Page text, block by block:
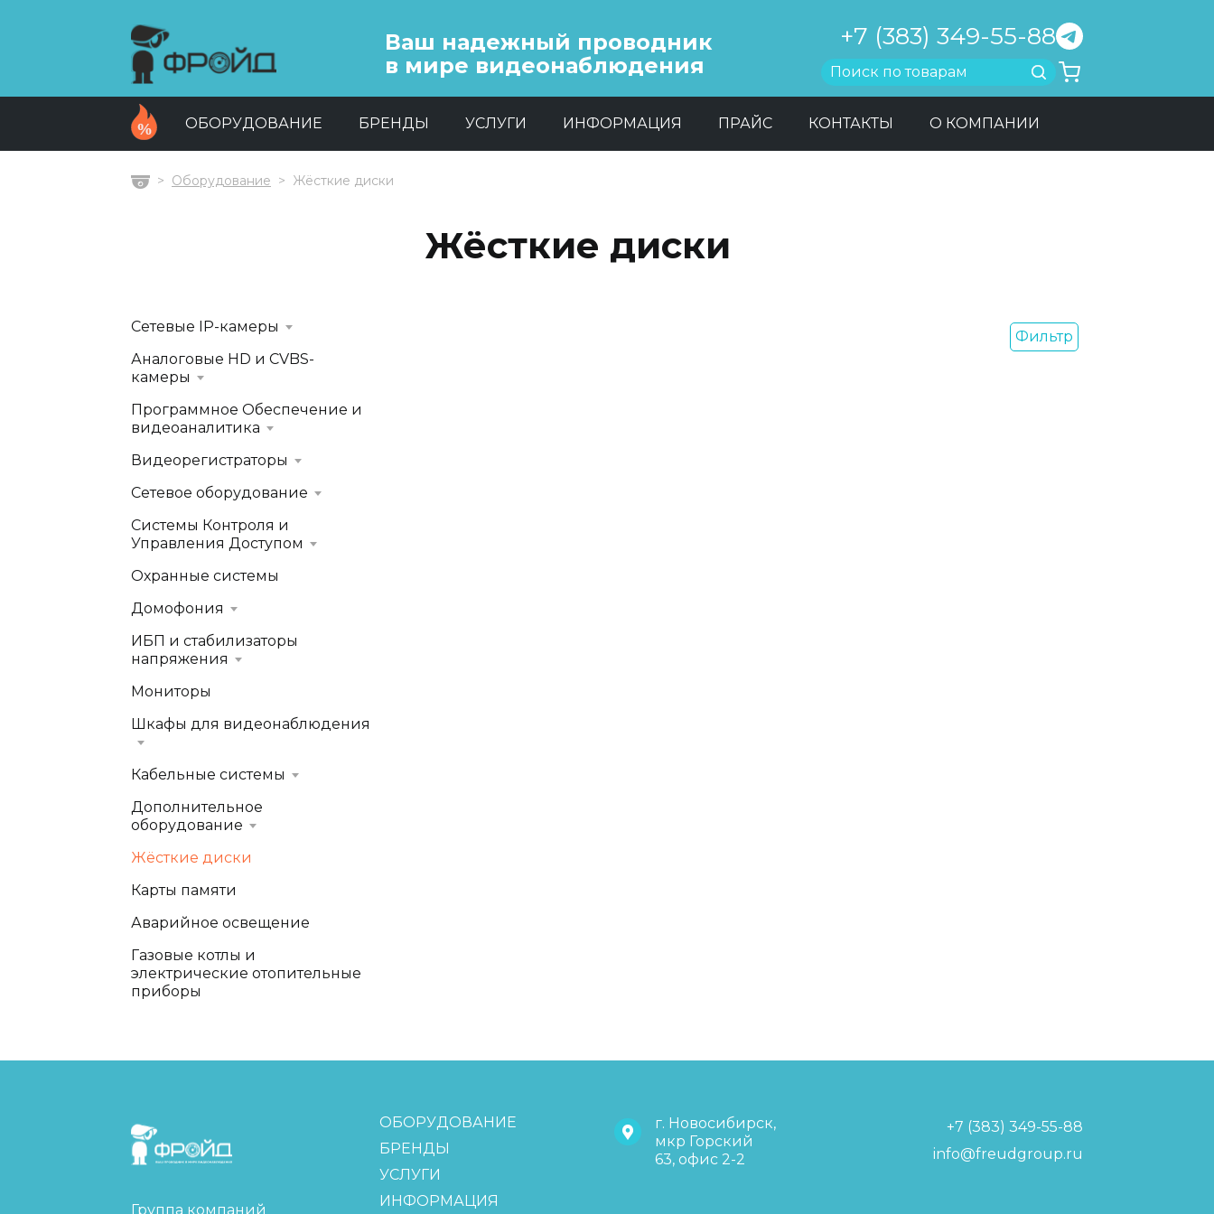
Ваш надежный проводник
в мире видеонаблюдения
+7 (383) 349-55-88
Найти
ОБОРУДОВАНИЕ БРЕНДЫ УСЛУГИ ИНФОРМАЦИЯ ПРАЙС КОНТАКТЫ О КОМПАНИИ
ГлавнаяОборудование Жёсткие диски
Жёсткие диски
Фильтр
Сетевые IP-камеры
Аналоговые HD и CVBS-
камеры
Программное Обеспечение и
видеоаналитика
Видеорегистраторы
Сетевое оборудование
Системы Контроля и
Управления Доступом
Охранные системы
Домофония
ИБП и стабилизаторы
напряжения
Мониторы
Шкафы для видеонаблюдения
Кабельные системы
Дополнительное
оборудование
Жёсткие диски
Карты памяти
Аварийное освещение
Газовые котлы и
электрические отопительные
приборы
FreudGroup
Группа компаний
ОБОРУДОВАНИЕ
БРЕНДЫ
УСЛУГИ
ИНФОРМАЦИЯ
г. Новосибирск,
мкр Горский
63, офис 2-2
+7 (383) 349-55-88
info@freudgroup.ru